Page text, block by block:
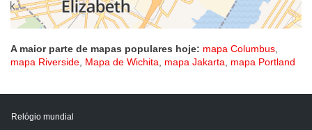
A maior parte de mapas populares hoje: mapa Columbus,
mapa Riverside, Mapa de Wichita, mapa Jakarta, mapa Portland
Relógio mundial